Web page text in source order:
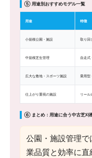
⑤ 用途別おすすめモデル一覧
用途 特徴
小規模公園・施設 取り回
中規模芝生管理 自走式
広大な敷地・スポーツ施設 乗用型
仕上がり重視の施設 リール
⑥ まとめ：用途に合う中古芝刈
公園・施設管理
業品質と効率に直